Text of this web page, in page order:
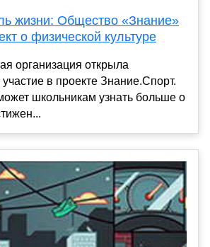
жизни: Общество «Знание»
о физической культуре
организация открыла
в проекте Знание.Спорт.
школьникам узнать больше о